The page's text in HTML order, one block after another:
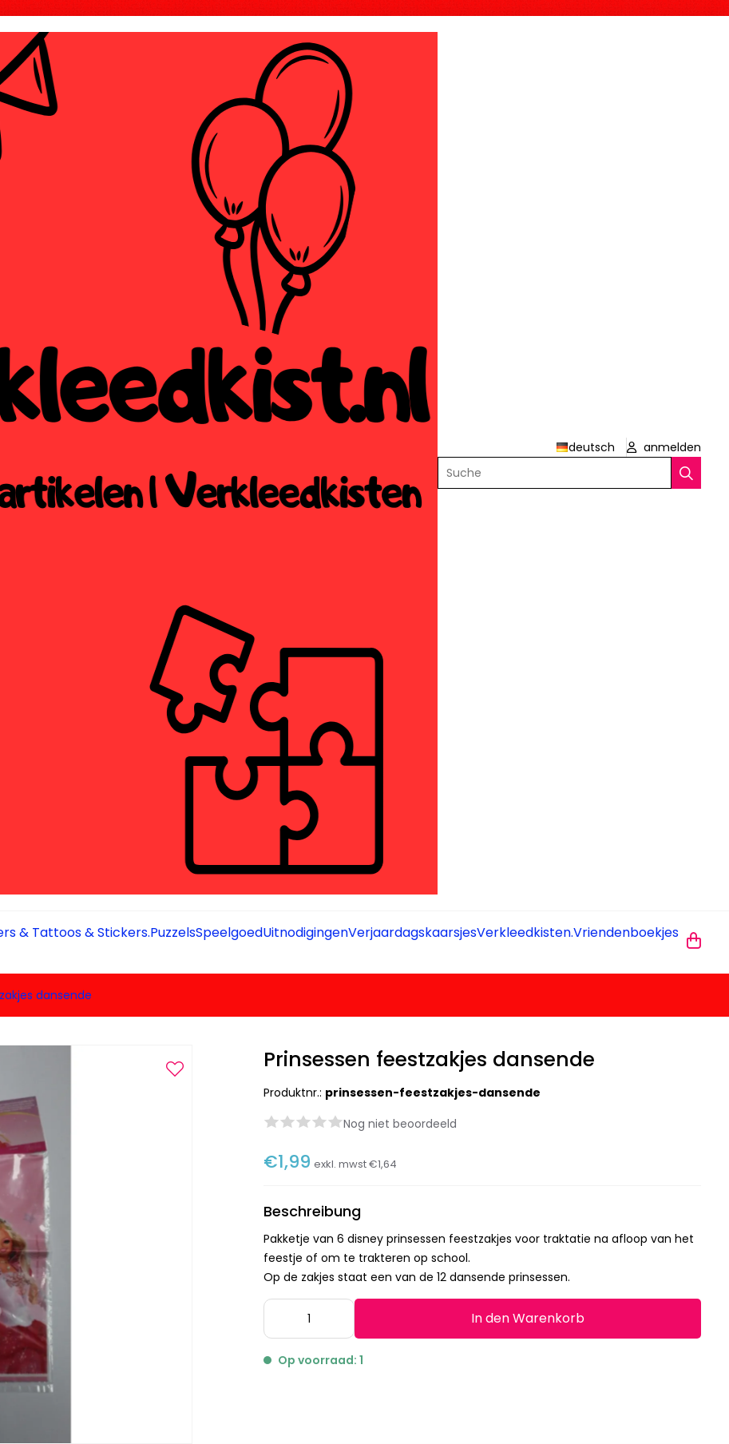
deutsch
anmelden
Suche
& Tattoos & Stickers.PuzzelsSpeelgoedUitnodigingenVerjaardagskaarsjesVerkleedkisten.Vriendenboekjes
dansende
Prinsessen feestzakjes dansende
Produktnr.: prinsessen-feestzakjes-dansende
Nog niet beoordeeld
€1,99 exkl. mwst€1,64
Beschreibung
Pakketje van 6 disney prinsessen feestzakjes voor traktatie na afloop van het
feestje of om te trakteren op school.
Op de zakjes staat een van de 12 dansende prinsessen.
In den Warenkorb
Op voorraad: 1